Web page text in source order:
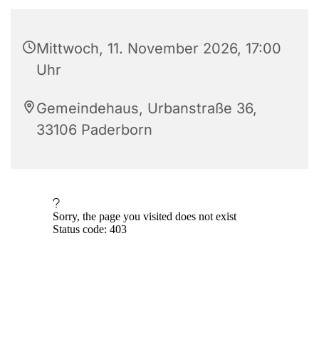
Mittwoch, 11. November 2026, 17:00
Uhr
Gemeindehaus, Urbanstraße 36,
33106 Paderborn